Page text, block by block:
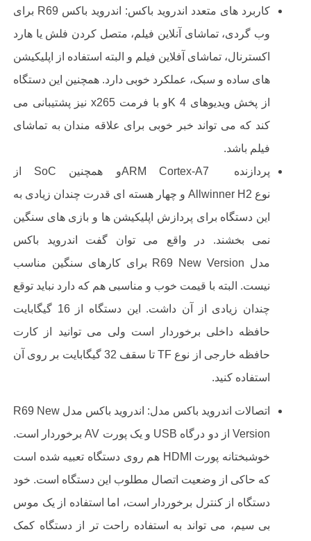
کاربرد های متعدد اندروید باکس: اندروید باکس R69 برای
وب گردی، تماشای آنلاین فیلم، متصل کردن فلش یا هارد
اکسترنال، تماشای آفلاین فیلم و البته استفاده از اپلیکیشن
های ساده و سبک، عملکرد خوبی دارد. همچنین این دستگاه
از پخش ویدیوهای4
Kو با فرمت x265 نیز پشتیبانی می
کند که می تواند خبر خوبی برای علاقه مندان به تماشای
فیلم باشد.
پردازنده
ARM Cortex-A7و همچنین SoC
از
نوع Allwinner H2 و چهار هسته ای قدرت چندان زیادی به
این دستگاه برای پردازش اپلیکیشن ها و بازی های سنگین
نمی بخشند. در واقع می توان گفت اندروید باکس
مدل R69 New Version برای کارهای سنگین مناسب
نیست. البته با قیمت خوب و مناسبی هم که دارد نباید توقع
چندان زیادی از آن داشت. این دستگاه از16 گیگابایت
حافظه داخلی برخوردار است ولی می توانید از کارت
حافظه خارجی از نوع TF تا سقف 32 گیگابایت بر روی آن
استفاده کنید.
اتصالات اندروید باکس مدل: اندروید باکس مدل R69 New
Versionاز دو درگاه USB و یک پورت AVبرخوردار است.
خوشبختانه پورت
HDMI هم روی دستگاه تعبیه شده است
که حاکی از وضعیت اتصال مطلوب این دستگاه است. خود
دستگاه از کنترل برخوردار است، اما استفاده از یک موس
بی سیم، می تواند به استفاده راحت تر از دستگاه کمک